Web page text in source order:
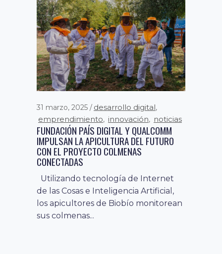
31 marzo, 2025 desarrollo digital,
emprendimiento, innovación, noticias
FUNDACIÓN PAÍS DIGITAL Y QUALCOMM
IMPULSAN LA APICULTURA DEL FUTURO
CON EL PROYECTO COLMENAS
CONECTADAS
Utilizando tecnología de Internet
de las Cosas e Inteligencia Artificial,
los apicultores de Biobío monitorean
sus colmenas...
Innovación, Aisén Etcheverry, el
vicepresidente de...
3 septiembre, 2024 competencias y
habilidades digitales,
conectividad
,